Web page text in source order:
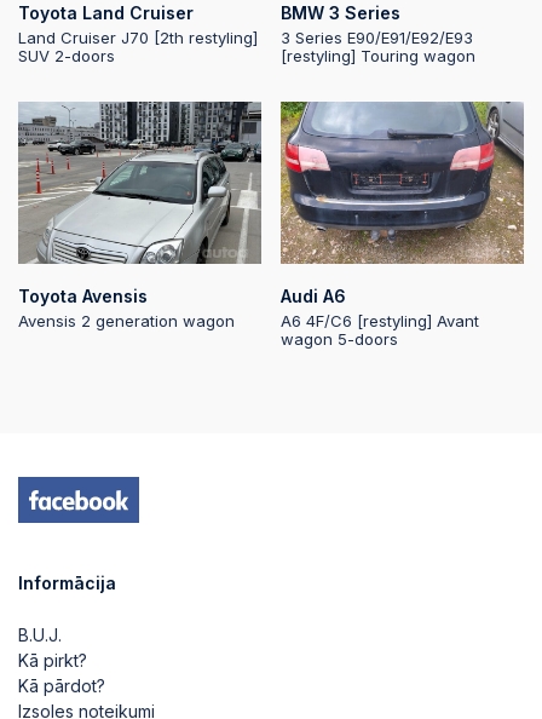
20:32:50
2025-05-20
20:32:50
2025-05-20
20:32:49
2025-05-20
20:32:49
Toyota Land Cruiser
Land Cruiser J70 [2th restyling]
SUV 2-doors
BMW 3 Series
3 Series E90/E91/E92/E93
[restyling] Touring wagon
Toyota Avensis
Avensis 2 generation wagon
Audi A6
A6 4F/C6 [restyling] Avant
wagon 5-doors
Informācija
B.U.J.
Kā pirkt?
Kā pārdot?
Izsoles noteikumi